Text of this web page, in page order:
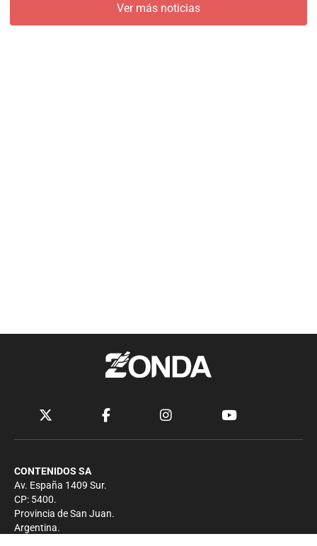
Ver más noticias
CONTENIDOS SA
Av. España 1409 Sur.
CP: 5400.
Provincia de San Juan.
Argentina.